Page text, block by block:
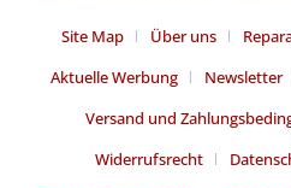
Site Map Über uns
Aktuelle Werbung
Newsletter
Versand und
Widerrufsrecht